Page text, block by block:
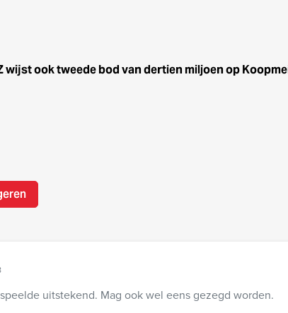
wijst ook tweede bod van dertien miljoen op
uitstekend. Mag ook wel eens gezegd worden.